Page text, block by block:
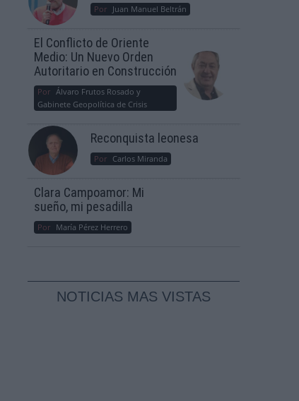
Por Juan Manuel Beltrán
El Conflicto de Oriente
Medio: Un Nuevo Orden
Autoritario en Construcción
Por Álvaro Frutos Rosado y
Gabinete Geopolítica de Crisis
Reconquista leonesa
Por Carlos Miranda
Clara Campoamor: Mi
sueño, mi pesadilla
Por María Pérez Herrero
NOTICIAS MAS VISTAS